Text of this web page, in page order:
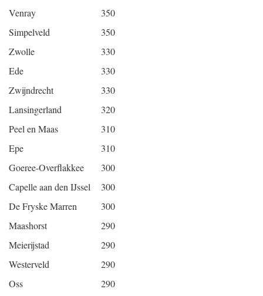
Venray
350
Simpelveld
350
Zwolle
330
Ede
330
Zwijndrecht
330
Lansingerland
320
Peel en Maas
310
Epe
310
Goeree-Overflakkee
300
Capelle aan den IJssel
300
De Fryske Marren
300
Maashorst
290
Meierijstad
290
Westerveld
290
Oss
290